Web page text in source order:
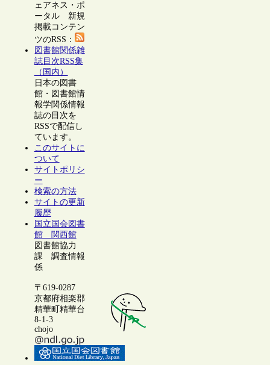
ェアネス・ポ
ータル 新規
掲載コンテン
ツのRSS：
図書館関係雑
誌目次RSS集
（国内）
日本の図書
館・図書館情
報学関係情報
誌の目次を
RSSで配信し
ています。
このサイトに
ついて
サイトポリシ
ー
検索の方法
サイトの更新
履歴
国立国会図書
館 関西館
図書館協力
課 調査情報
係
〒619-0287
京都府相楽郡
精華町精華台
8-1-3
chojo